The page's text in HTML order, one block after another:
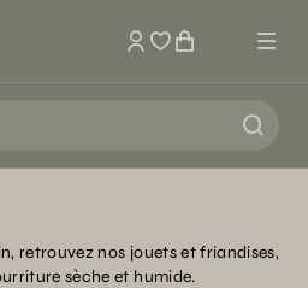
Mon compte
retrouvez nos jouets et friandises,
sèche et humide.